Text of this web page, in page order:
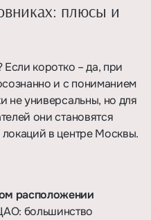
плюсы и
коротко – да, при
и с пониманием
не универсальны, но для
они становятся
в центре Москвы.
расположении
большинство